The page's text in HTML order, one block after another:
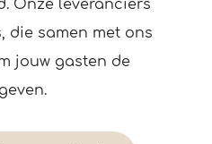
Onze leveranciers
die samen met ons
jouw gasten de